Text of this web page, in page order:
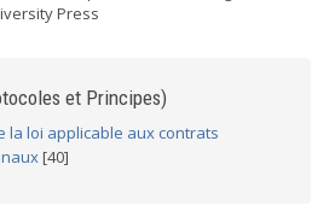
Press
et Principes)
la loi applicable aux contrats
[40]